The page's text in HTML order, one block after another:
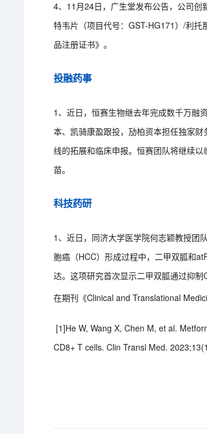
4、11月24日，广生堂发布公告，公司
特韦片（项目代号：GST-HG171）/利
品注册证书》。
投融药事
1、近日，恒赛生物继去年完成数千万融
本、凯骑康盈跟投，劢柏资本担任独家
线的拓展和临床申报。恒赛团队将继续
苗。
科技药研
1、近日，同济大学医学院何志颖教授团
胞癌（HCC）形成过程中，二甲双胍和
达。这项研究首次显示二甲双胍通过抑
在期刊《Clinical and Translational
[1]He W, Wang X, Chen M, et al.
CD8+ T cells. Clin Transl Med.